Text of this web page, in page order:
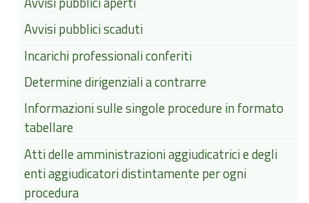
Avvisi pubblici scaduti
Incarichi professionali conferiti
Determine dirigenziali a contrarre
Informazioni sulle singole procedure in formato
tabellare
Atti delle amministrazioni aggiudicatrici e degli
enti aggiudicatori distintamente per ogni
procedura